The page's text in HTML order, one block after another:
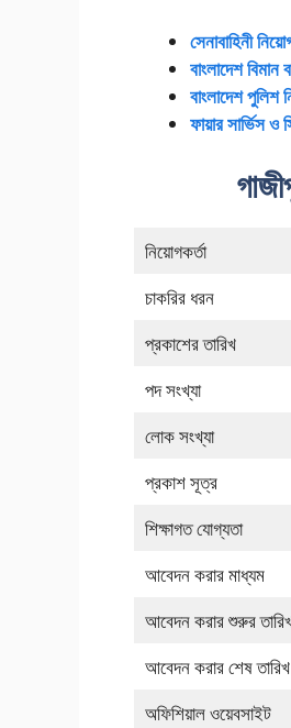
সেনাবাহিনী
বাংলাদেশ বিমান
বাংলাদেশ পুলিশ
ফায়ার সার্ভিস
নিয়োগকর্তা
চাকরির ধরন
প্রকাশের তারিখ
পদ সংখ্যা
লোক সংখ্যা
প্রকাশ সূত্র
শিক্ষাগত যোগ্যতা
আবেদন করার মাধ্যম
আবেদন করার শুরুর
আবেদন করার শেষ তারিখ
অফিশিয়াল ওয়েবসাইট